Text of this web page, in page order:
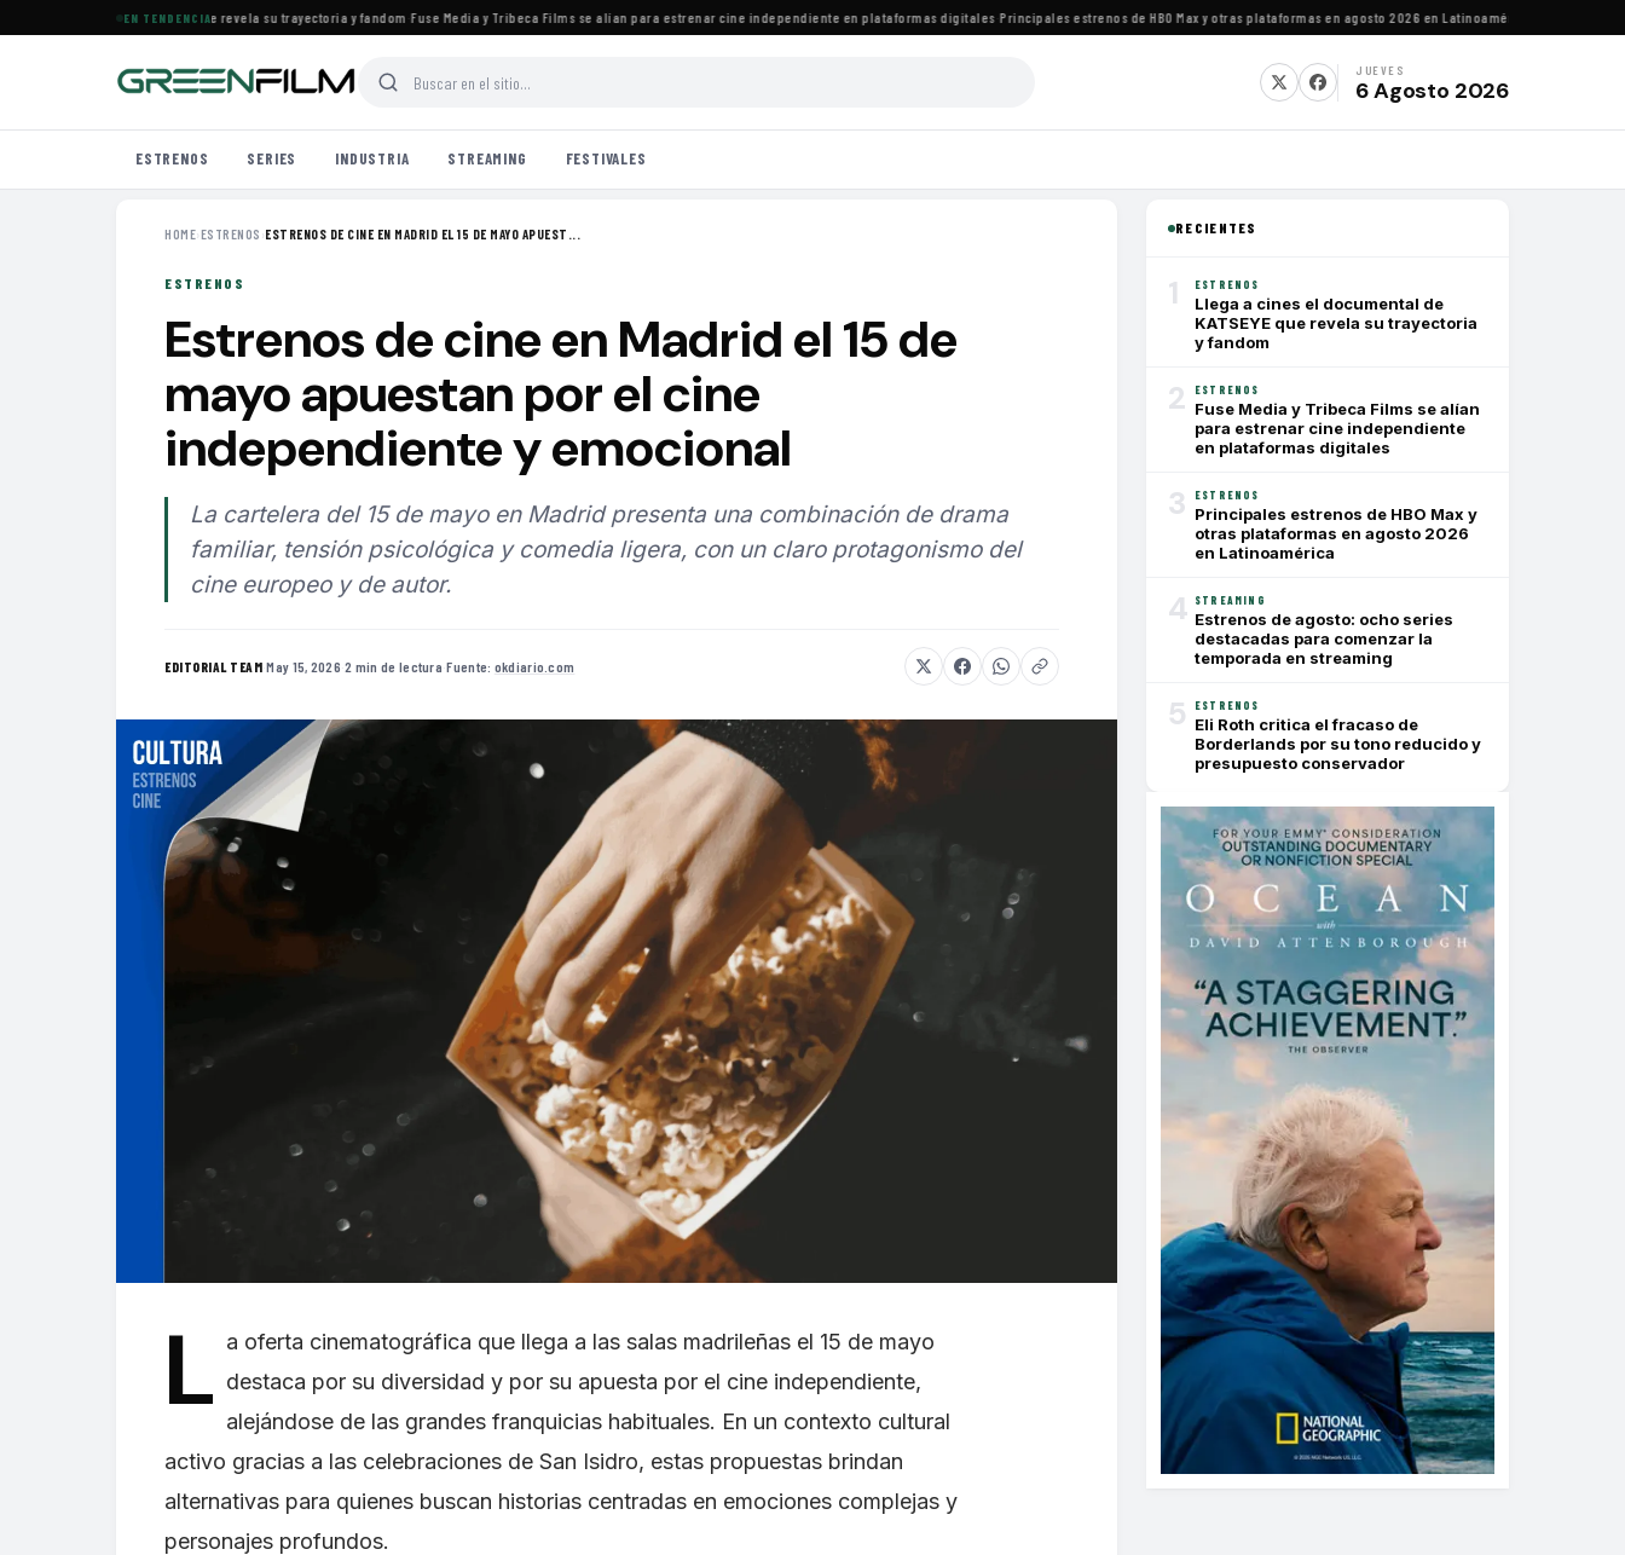
EN TENDENCIA
el documental de KATSEYE que revela su trayectoria y fandom·Fuse Media y Tribeca Films se alían para estrenar cine independiente en plataformas digitales·Principales estrenos de HBO Max y otras plataformas en agosto 2026 en Latinoamérica
JUEVES
6 Agosto 2026
ESTRENOS SERIES INDUSTRIA STREAMING FESTIVALES
HOME›ESTRENOS ›ESTRENOS DE CINE EN MADRID EL 15 DE MAYO APUEST...
ESTRENOS
Estrenos de cine en Madrid el 15 de
mayo apuestan por el cine
independiente y emocional
La cartelera del 15 de mayo en Madrid presenta una combinación de drama
familiar, tensión psicológica y comedia ligera, con un claro protagonismo del
cine europeo y de autor.
EDITORIAL TEAM·May 15, 2026·2 min de lectura·Fuente: okdiario.com
L a oferta cinematográfica que llega a las salas madrileñas el 15 de mayo
destaca por su diversidad y por su apuesta por el cine independiente,
alejándose de las grandes franquicias habituales. En un contexto cultural
activo gracias a las celebraciones de San Isidro, estas propuestas brindan
alternativas para quienes buscan historias centradas en emociones complejas y
personajes profundos.
RECIENTES
1 ESTRENOS
Llega a cines el documental de
KATSEYE que revela su trayectoria
y fandom
2 ESTRENOS
Fuse Media y Tribeca Films se alían
para estrenar cine independiente
en plataformas digitales
3 ESTRENOS
Principales estrenos de HBO Max y
otras plataformas en agosto 2026
en Latinoamérica
4 STREAMING
Estrenos de agosto: ocho series
destacadas para comenzar la
temporada en streaming
5 ESTRENOS
Eli Roth critica el fracaso de
Borderlands por su tono reducido y
presupuesto conservador